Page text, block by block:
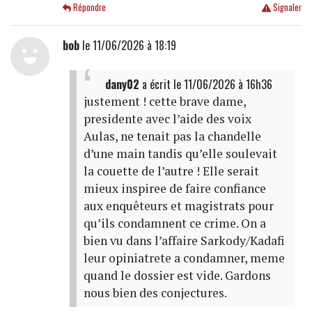
Signaler
Répondre
boble 11/06/2026 à 18:19
dany02 a écrit le 11/06/2026 à 16h36
justement ! cette brave dame,
presidente avec l’aide des voix
Aulas, ne tenait pas la chandelle
d’une main tandis qu’elle soulevait
la couette de l’autre ! Elle serait
mieux inspiree de faire confiance
aux enquêteurs et magistrats pour
qu’ils condamnent ce crime. On a
bien vu dans l’affaire Sarkody/Kadafi
leur opiniatrete a condamner, meme
quand le dossier est vide. Gardons
nous bien des conjectures.